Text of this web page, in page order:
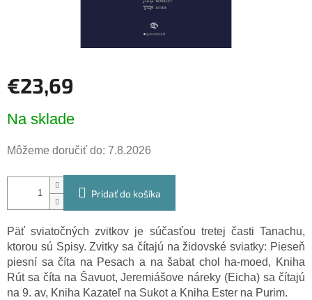
€23,69
cena:
Na sklade
Môžeme doručiť do: 7.8.2026
Pridať do košíka
Päť sviatočných zvitkov je súčasťou tretej časti Tanachu,
ktorou sú Spisy. Zvitky sa čítajú na židovské sviatky: Pieseň
piesní sa číta na Pesach a na šabat chol ha-moed, Kniha
Rút sa číta na Šavuot, Jeremiášove náreky (Eicha) sa čítajú
na 9. av, Kniha Kazateľ na Sukot a Kniha Ester na Purim.